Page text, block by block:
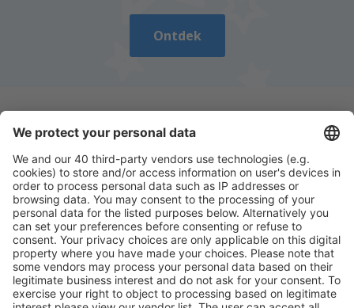
Ontdek
Download onze appen plan gemakkelijk uw
reizen